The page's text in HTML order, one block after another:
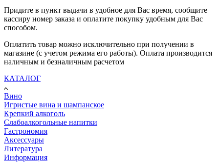
Придите в пункт выдачи в удобное для Вас время, сообщите
кассиру номер заказа и оплатите покупку удобным для Вас
способом.
Оплатить товар можно исключительно при получении в
магазине (с учетом режима его работы). Оплата производится
наличным и безналичным расчетом
КАТАЛОГ
Вино
Игристые вина и шампанское
Крепкий алкоголь
Слабоалкогольные напитки
Гастрономия
Аксессуары
Литература
Информация